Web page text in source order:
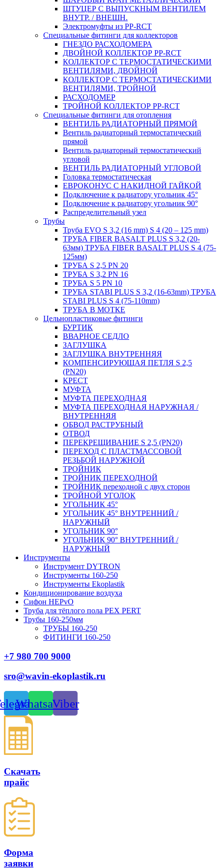
ШТУЦЕР С ВЫПУСКНЫМ ВЕНТИЛЕМ
ВНУТР. / ВНЕШН.
Электромуфты из PP-RCT
Специальные фитинги для коллекторов
ГНЕЗДО РАСХОДОМЕРА
ДВОЙНОЙ КОЛЛЕКТОР PP-RCT
КОЛЛЕКТОР С ТЕРМОСТАТИЧЕСКИМИ
ВЕНТИЛЯМИ, ДВОЙНОЙ
КОЛЛЕКТОР С ТЕРМОСТАТИЧЕСКИМИ
ВЕНТИЛЯМИ, ТРОЙНОЙ
РАСХОДОМЕР
ТРОЙНОЙ КОЛЛЕКТОР PP-RCT
Специальные фитинги для отопления
ВЕНТИЛЬ РАДИАТОРНЫЙ ПРЯМОЙ
Вентиль радиаторный термостатический
прямой
Вентиль радиаторный термостатический
угловой
ВЕНТИЛЬ РАДИАТОРНЫЙ УГЛОВОЙ
Головка термостатическая
ЕВРОКОНУС С НАКИДНОЙ ГАЙКОЙ
Подключение к радиатору угольник 45°
Подключение к радиатору угольник 90°
Распределительный узел
Трубы
Труба EVO S 3,2 (16 mm) S 4 (20 – 125 mm)
ТРУБА FIBER BASALT PLUS S 3,2 (20-
63мм) ТРУБА FIBER BASALT PLUS S 4 (75-
125мм)
ТРУБА S 2,5 PN 20
ТРУБА S 3,2 PN 16
ТРУБА S 5 PN 10
ТРУБА STABI PLUS S 3,2 (16-63mm) ТРУБА
STABI PLUS S 4 (75-110mm)
ТРУБА В МОТКЕ
Цельнопластиковые фитинги
БУРТИК
ВВАРНОЕ СЕДЛО
ЗАГЛУШКА
ЗАГЛУШКА ВНУТРЕННЯЯ
КОМПЕНСИРУЮЩАЯ ПЕТЛЯ S 2,5
(PN20)
КРЕСТ
МУФТА
МУФТА ПЕРЕХОДНАЯ
МУФТА ПЕРЕХОДНАЯ НАРУЖНАЯ /
ВНУТРЕННЯЯ
ОБВОД РАСТРУБНЫЙ
ОТВОД
ПЕРЕКРЕЩИВАНИЕ S 2,5 (PN20)
ПЕРЕХОД С ПЛАСТМАССОВОЙ
РЕЗЬБОЙ НАРУЖНОЙ
ТРОЙНИК
ТРОЙНИК ПЕРЕXОДНОЙ
ТРОЙНИК переходной с двух сторон
ТРОЙНОЙ УГОЛОК
УГОЛЬНИК 45°
УГОЛЬНИК 45° ВНУТРЕННИЙ /
НАРУЖНЫЙ
УГОЛЬНИК 90°
УГОЛЬНИК 90° ВНУТРЕННИЙ /
НАРУЖНЫЙ
Инструменты
Инструмент DYTRON
Инструменты 160-250
Инструменты Ekoplastik
Кондиционирование воздуха
Сифон HEPvO
Труба для тёплого пола PEX PERT
Трубы 160-250мм
ТРУБЫ 160-250
ФИТИНГИ 160-250
+7 980 700 9000
sro@wavin-ekoplastik.ru
WhatsappViber
Скачать
прайс
Форма
заявки